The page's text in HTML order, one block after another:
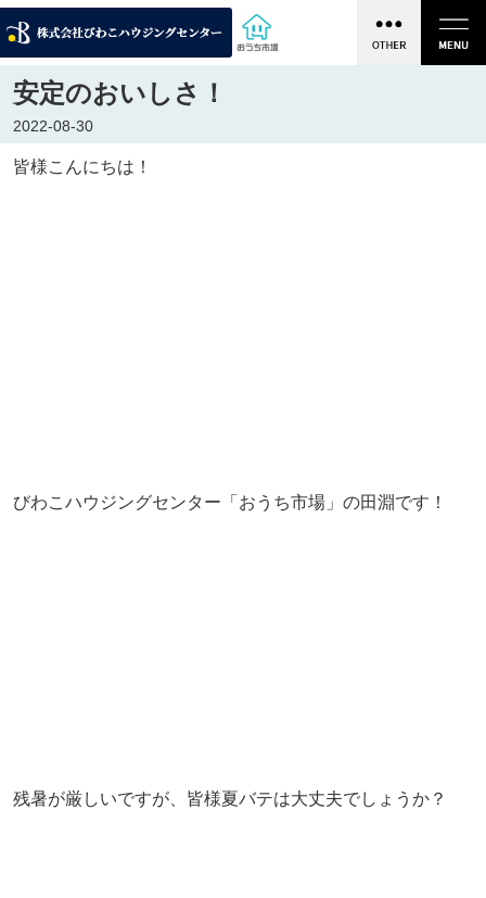
安定のおいしさ！
2022-08-30
皆様こんにちは！
びわこハウジングセンター「おうち市場」の田淵です！
残暑が厳しいですが、皆様夏バテは大丈夫でしょうか？